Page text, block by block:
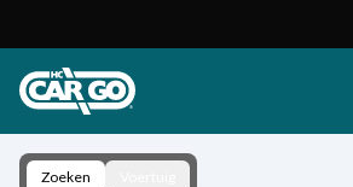
Download
ContactZoeken